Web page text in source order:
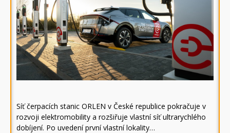
Síť čerpacích stanic ORLEN v České republice pokračuje v
rozvoji elektromobility a rozšiřuje vlastní síť ultrarychlého
dobíjení. Po uvedení první vlastní lokality…